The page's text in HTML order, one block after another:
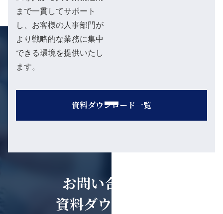
まで一貫してサポート
し、お客様の人事部門が
より戦略的な業務に集中
できる環境を提供いたし
ます。
資料ダウンロード一覧
お問い合わせ・
資料ダウンロード